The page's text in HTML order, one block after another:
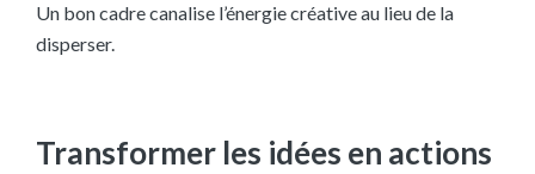
Un bon cadre canalise l’énergie créative au lieu de la
disperser.
Transformer les idées en actions